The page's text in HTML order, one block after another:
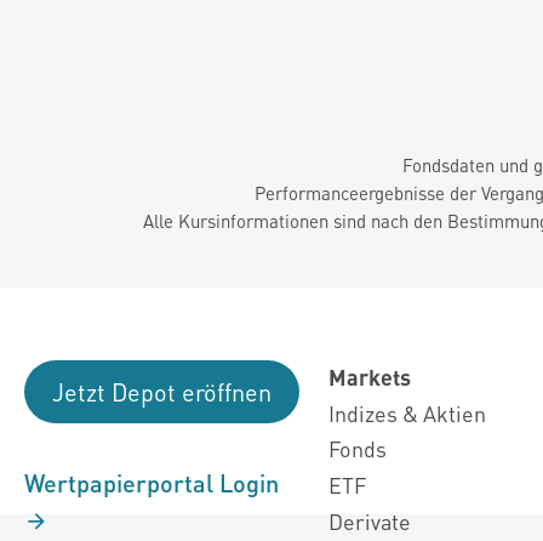
Fondsdaten und
Performanceergebnisse der
Alle Kursinformationen sind nach den
Jetzt Depot eröffnen
Wertpapierportal Login
Markets
Indizes & Aktien
Fonds
ETF
Derivate